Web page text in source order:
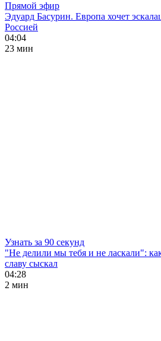
Прямой эфир
Эдуард Басурин. Европа хочет
Россией
04:04
23 мин
Узнать за 90 секунд
"Не делили мы тебя и не ласкали":
славу сыскал
04:28
2 мин